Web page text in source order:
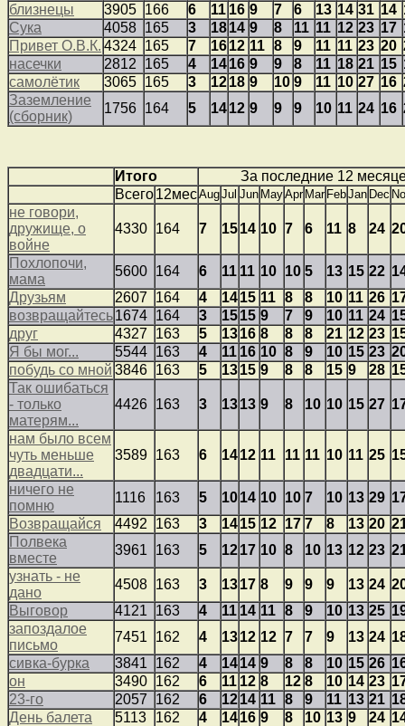
близнецы
3905 166 6 11 16 9 7 6 13 14 31 14
Сука
4058 165 3 1814 9 8 11 11 12 23 17
Привет О.В.К. 4324 165 7 1612 11 8 9 11 11 23 20
насечки
2812 165 4 1416 9 9 8 11 18 21 15
самолётик
3065 165 3 1218 9 10 9 11 10 27 16
Заземление
(сборник)
1756 164 5 1412 9 9 9 10 11 24 16
Итого
За последние 12
Всего12месAugJul Jun MayApr Mar FebJan Dec
не говори,
дружище, о
войне
4330 164 7 1514 10 7 6 11 8 24
Похлопочи,
мама
5600 164 6 11 11 10 10 5 13 15 22
Друзьям
2607 164 4 1415 11 8 8 10 11 26
возвращайтесь1674 164 3 1515 9 7 9 10 11 24
друг
4327 163 5 1316 8 8 8 21 12 23
Я бы мог...
5544 163 4 11 16 10 8 9 10 15 23
побудь со мной 3846 163 5 1315 9 8 8 15 9 28
Так ошибаться
- только
матерям...
4426 163 3 1313 9 8 10 10 15 27
нам было всем
чуть меньше
двадцати...
3589 163 6 1412 11 11 11 10 11 25
ничего не
помню
1116 163 5 1014 10 10 7 10 13 29
Возвращайся
4492 163 3 1415 12 17 7 8 13 20
Полвека
вместе
3961 163 5 1217 10 8 10 13 12 23
узнать - не
дано
4508 163 3 1317 8 9 9 9 13 24
Выговор
4121 163 4 11 14 11 8 9 10 13 25
запоздалое
письмо
7451 162 4 1312 12 7 7 9 13 24
сивка-бурка
3841 162 4 1414 9 8 8 10 15 26
он
3490 162 6 11 12 8 12 8 10 14 23
23-го
2057 162 6 1214 11 8 9 11 13 21
День балета
5113 162 4 1416 9 8 10 13 9 24